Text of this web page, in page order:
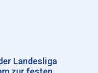
Landesliga